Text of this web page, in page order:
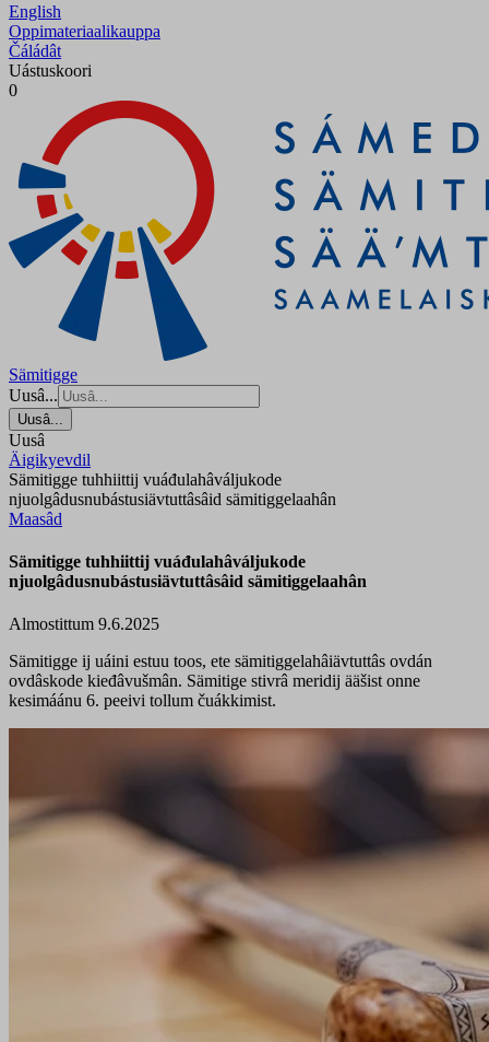
English
Oppimateriaalikauppa
Čáládât
Uástuskoori
0
Sämitigge
Uusâ...
Uusâ...
Uusâ
Äigikyevdil
Sämitigge tuhhiittij vuáđulahâváljukode
njuolgâdusnubástusiävtuttâsâid sämitiggelaahân
Maasâd
Sämitigge tuhhiittij vuáđulahâváljukode
njuolgâdusnubástusiävtuttâsâid sämitiggelaahân
Almostittum 9.6.2025
Sämitigge ij uáini estuu toos, ete sämitiggelahâiävtuttâs ovdán
ovdâskode kieđâvušmân. Sämitige stivrâ meridij ääšist onne
kesimáánu 6. peeivi tollum čuákkimist.